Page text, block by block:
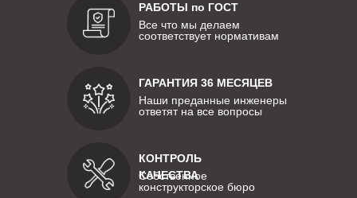
РАБОТЫ по ГОСТ
Все что мы делаем
соответствует нормативам
КОНТРОЛЬ
КАЧЕСТВА
Собственное
конструкторское бюро
ГАРАНТИЯ 36 МЕСЯЦЕВ
Наши преданные инженеры
ответят на все вопросы